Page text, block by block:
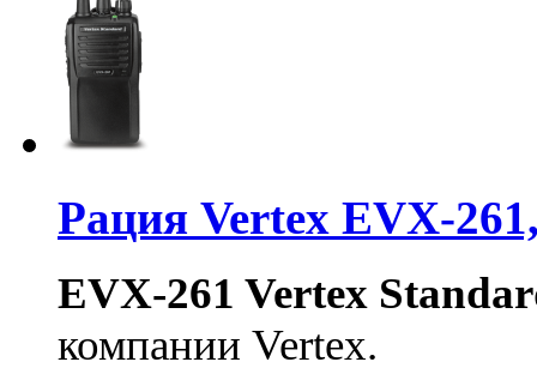
Рация Vertex EVX-
EVX-261 Vertex
компании Vertex.